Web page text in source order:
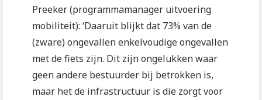
Preeker (programmamanager uitvoering
mobiliteit): ‘Daaruit blijkt dat 73% van de
(zware) ongevallen enkelvoudige ongevallen
met de fiets zijn. Dit zijn ongelukken waar
geen andere bestuurder bij betrokken is,
maar het de infrastructuur is die zorgt voor